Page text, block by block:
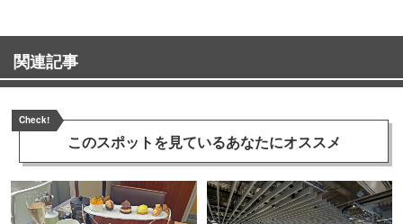
関連記事
Check!
このスポットを見ているあなたにオススメ